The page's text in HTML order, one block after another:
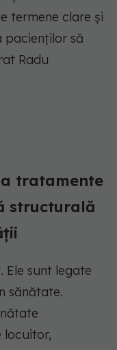
termene clare și
pacienților să
Radu
tratamente
structurală
Ele sunt legate
sănătate.
locuitor,